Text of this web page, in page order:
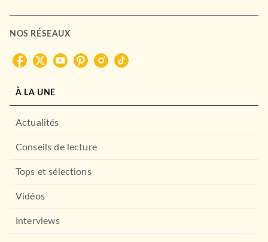
NOS RÉSEAUX
À LA UNE
Actualités
Conseils de lecture
Tops et sélections
Vidéos
Interviews